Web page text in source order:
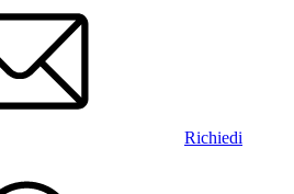
Richiedi